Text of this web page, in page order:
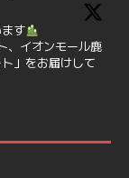
す
、イオンモール鹿
」をお届けして